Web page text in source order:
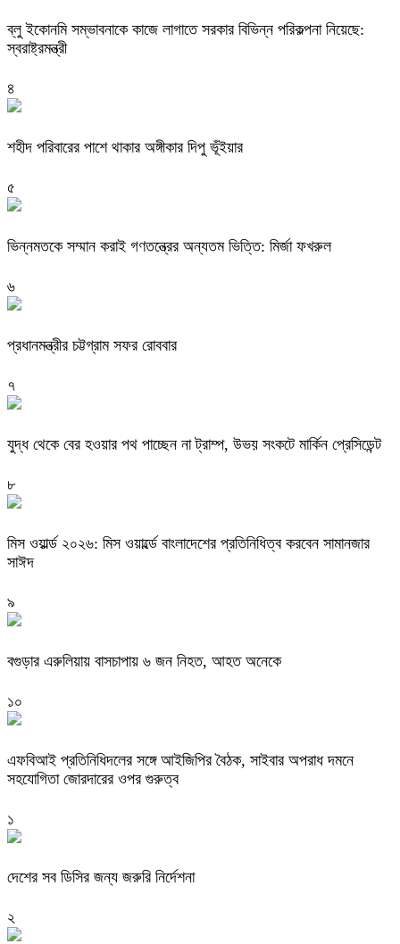
ব্লু ইকোনমি সম্ভাবনাকে কাজে লাগাতে সরকার বিভিন্ন পরিকল্পনা নিয়েছে:
স্বরাষ্ট্রমন্ত্রী
৪
শহীদ পরিবারের পাশে থাকার অঙ্গীকার দিপু ভূঁইয়ার
৫
ভিন্নমতকে সম্মান করাই গণতন্ত্রের অন্যতম ভিত্তি: মির্জা ফখরুল
৬
প্রধানমন্ত্রীর চট্টগ্রাম সফর রোববার
৭
যুদ্ধ থেকে বের হওয়ার পথ পাচ্ছেন না ট্রাম্প, উভয় সংকটে মার্কিন প্রেসিডেন্ট
৮
মিস ওয়ার্ল্ড ২০২৬: মিস ওয়ার্ল্ডে বাংলাদেশের প্রতিনিধিত্ব করবেন সামানজার
সাঈদ
৯
বগুড়ার এরুলিয়ায় বাসচাপায় ৬ জন নিহত, আহত অনেকে
১০
এফবিআই প্রতিনিধিদলের সঙ্গে আইজিপির বৈঠক, সাইবার অপরাধ দমনে
সহযোগিতা জোরদারের ওপর গুরুত্ব
১
দেশের সব ডিসির জন্য জরুরি নির্দেশনা
২